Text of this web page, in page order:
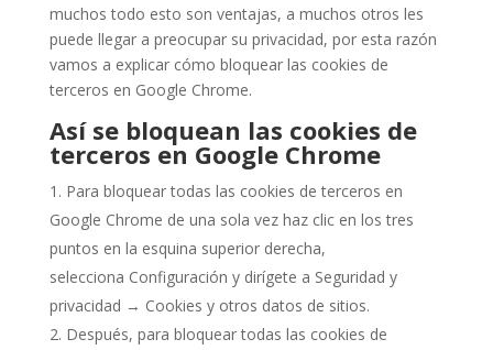
muchos todo esto son ventajas, a muchos otros les
puede llegar a preocupar su privacidad, por esta razón
vamos a explicar cómo bloquear las cookies de
terceros en Google Chrome.
Así se bloquean las cookies de
terceros en Google Chrome
Para bloquear todas las cookies de terceros en
Google Chrome de una sola vez haz clic en los tres
puntos en la esquina superior derecha,
selecciona Configuración y dirígete a Seguridad y
privacidad → Cookies y otros datos de sitios.
Después, para bloquear todas las cookies de